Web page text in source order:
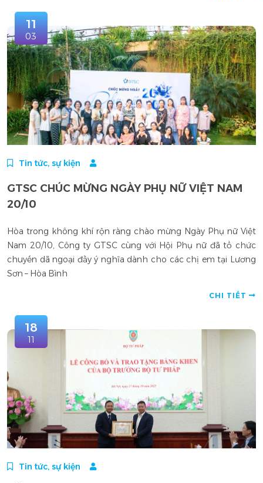
11
03
Tin tức, sự kiện
GTSC CHÚC MỪNG NGÀY PHỤ NỮ VIỆT NAM
20/10
Hòa trong không khí rộn ràng chào mừng Ngày Phụ nữ Việt
Nam 20/10, Công ty GTSC cùng với Hội Phụ nữ đã tổ chức
chuyến dã ngoại đầy ý nghĩa dành cho các chị em tại Lương
Sơn – Hòa Bình
CHI TIẾT
18
11
Tin tức, sự kiện